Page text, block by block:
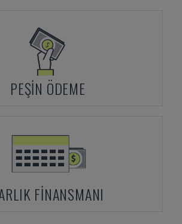
PEŞIN ÖDEME
FINANSMANI